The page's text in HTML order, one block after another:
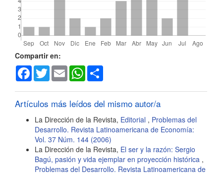
Detalles
del
artículo
Compartir en:
Facebook
TwitterEmail WhatsApp
Artículos más leídos del mismo autor/a
La Dirección de la Revista, Editorial , Problemas del
Desarrollo. Revista Latinoamericana de Economía:
Vol. 37 Núm. 144 (2006)
La Dirección de la Revista, El ser y la razón: Sergio
Bagú, pasión y vida ejemplar en proyección histórica ,
Problemas del Desarrollo. Revista Latinoamericana de